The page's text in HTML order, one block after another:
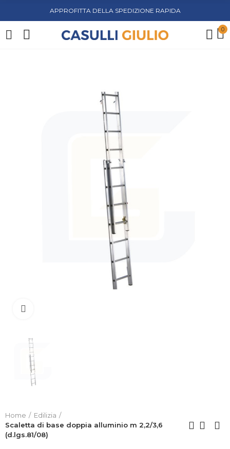
APPROFITTA DELLA SPEDIZIONE RAPIDA
0
Home
Edilizia
Scaletta di base doppia alluminio m 2,2/3,6
(d.lgs.81/08)